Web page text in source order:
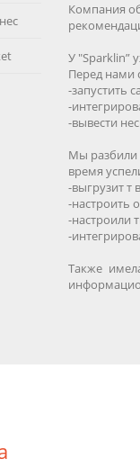
Компания
У "Sparklin”
Перед нами
-запустить
-
-вывести
Мы разбили
время
-выгрузит т
-настроить
-настроили
-
Также